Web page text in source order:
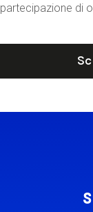
partecipazione di